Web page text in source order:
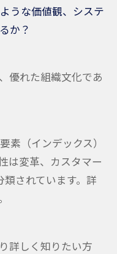
うな価値観、システ
か？
優れた組織文化であ
素（インデックス）
は変革、カスタマー
されています。詳
詳しく知りたい方